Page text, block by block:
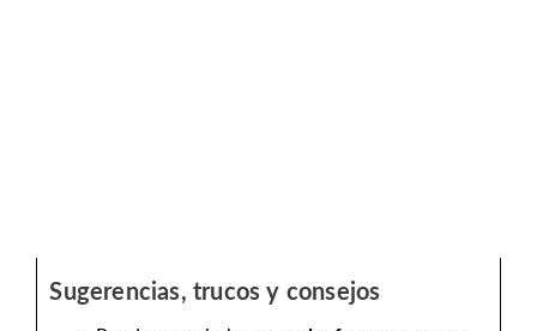
Sugerencias, trucos y consejos